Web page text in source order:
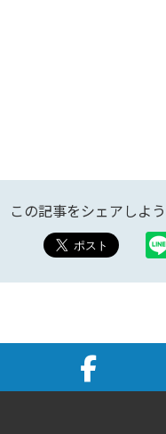
この記事をシェアしよう